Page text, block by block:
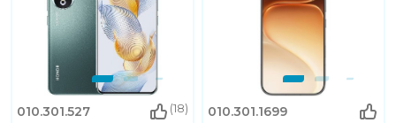
010.301.527 (18) 010.301.1699